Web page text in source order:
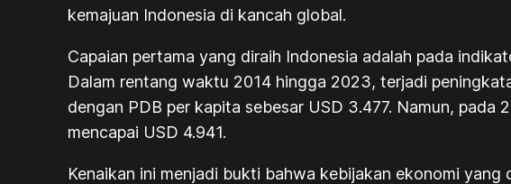
kemajuan Indonesia di kancah global.
Capaian pertama yang diraih Indonesia adalah pada
Dalam rentang waktu 2014 hingga 2023, terjadi
dengan PDB per kapita sebesar USD 3.477. Namun,
mencapai USD 4.941.
Kenaikan ini menjadi bukti bahwa kebijakan ekonomi